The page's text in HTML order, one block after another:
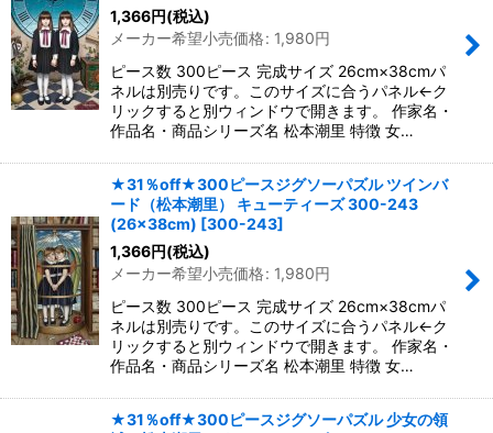
1,366円(税込)
メーカー希望小売価格: 1,980円
ピース数 300ピース 完成サイズ 26cm×38cmパ
ネルは別売りです。このサイズに合うパネル←ク
リックすると別ウィンドウで開きます。 作家名・
作品名・商品シリーズ名 松本潮里 特徴 女…
★31％off★300ピースジグソーパズル ツインバ
ード（松本潮里） キューティーズ 300-243
(26×38cm) [300-243]
1,366円(税込)
メーカー希望小売価格: 1,980円
ピース数 300ピース 完成サイズ 26cm×38cmパ
ネルは別売りです。このサイズに合うパネル←ク
リックすると別ウィンドウで開きます。 作家名・
作品名・商品シリーズ名 松本潮里 特徴 女…
★31％off★300ピースジグソーパズル 少女の領